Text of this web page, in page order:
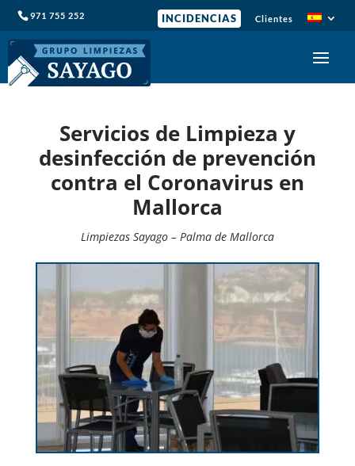
971 755 252 INCIDENCIAS Clientes
Servicios de Limpieza y
desinfección de prevención
contra el Coronavirus en
Mallorca
Limpiezas Sayago – Palma de Mallorca